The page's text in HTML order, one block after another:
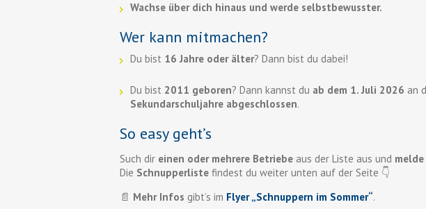
Wachse über dich hinaus und werde selbstbewusster.
Wer kann mitmachen?
Du bist 16 Jahre oder älter? Dann bist du dabei!
Du bist 2011 geboren? Dann kannst du ab dem 1. Juli 2026 an
Sekundarschuljahre abgeschlossen.
So easy geht’s
Such dir einen oder mehrere Betriebe aus der Liste aus und
Die Schnupperliste findest du weiter unten auf der Seite 👇
📄 Mehr Infos gibt’s im Flyer „Schnuppern im Sommer“.